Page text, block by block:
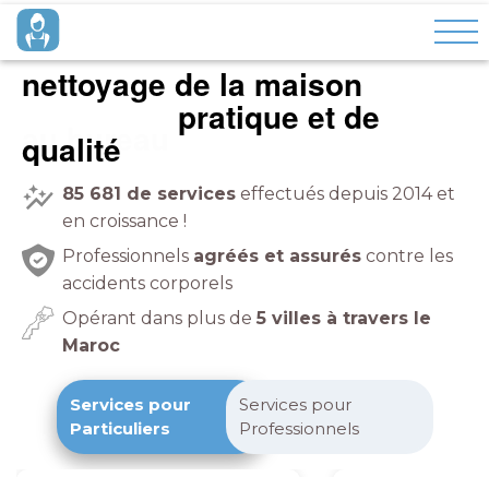
nettoyage de la maison
à domicile
pratique et de
qualité
85 681 de services effectués depuis 2014 et
en croissance !
Professionnels agréés et assurés contre les
accidents corporels
Opérant dans plus de 5 villes à travers le
Maroc
Services pour
Particuliers
Services pour
Professionnels